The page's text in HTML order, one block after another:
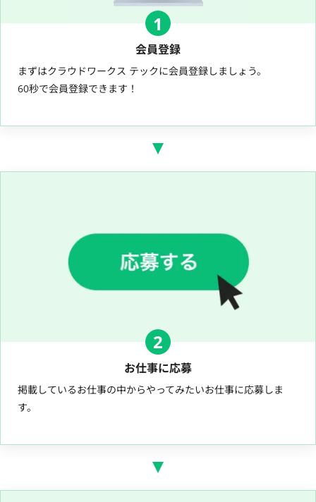
1
会員登録
まずはクラウドワークス テックに会員登録しましょう。
60秒で会員登録できます！
2
お仕事に応募
掲載しているお仕事の中からやってみたいお仕事に応募しま
す。